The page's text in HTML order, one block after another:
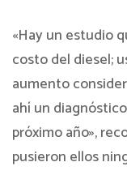
«Hay un estudio
costo del diesel;
aumento
ahí un
próximo año»,
pusieron ellos